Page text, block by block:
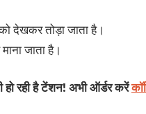
देखकर तोड़ा जाता है।
जाता है।
हो रही है टेंशन! अभी ऑर्डर करें